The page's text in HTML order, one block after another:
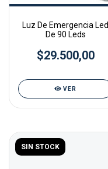
Luz De Emergencia Led
De 90 Leds
$29.500,00
VER
SIN STOCK